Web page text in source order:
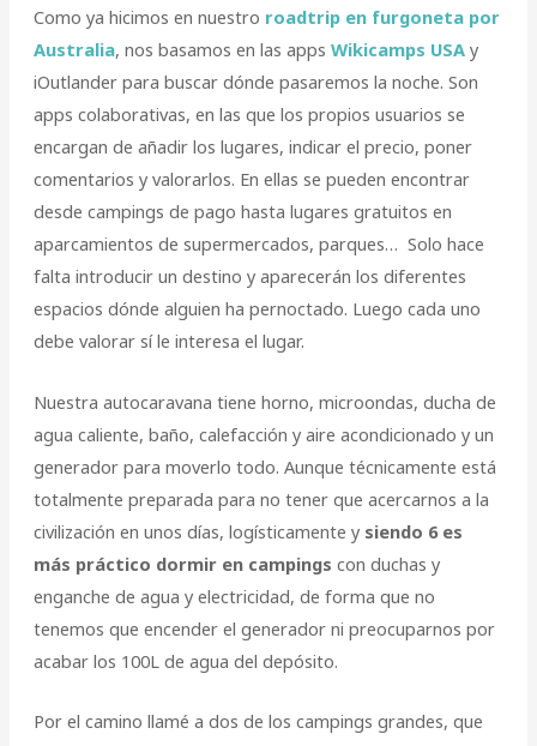
Como ya hicimos en nuestro roadtrip en furgoneta por
Australia, nos basamos en las apps Wikicamps USAy
iOutlander para buscar dónde pasaremos la noche. Son
apps colaborativas, en las que los propios usuarios se
encargan de añadir los lugares, indicar el precio, poner
comentarios y valorarlos. En ellas se pueden encontrar
desde campings de pago hasta lugares gratuitos en
aparcamientos de supermercados, parques… Solo hace
falta introducir un destino y aparecerán los diferentes
espacios dónde alguien ha pernoctado. Luego cada uno
debe valorar sí le interesa el lugar.
Nuestra autocaravana tiene horno, microondas, ducha de
agua caliente, baño, calefacción y aire acondicionado y un
generador para moverlo todo. Aunque técnicamente está
totalmente preparada para no tener que acercarnos a la
civilización en unos días, logísticamente y siendo 6 es
más práctico dormir en campings con duchas y
enganche de agua y electricidad, de forma que no
tenemos que encender el generador ni preocuparnos por
acabar los 100L de agua del depósito.
Por el camino llamé a dos de los campings grandes, que